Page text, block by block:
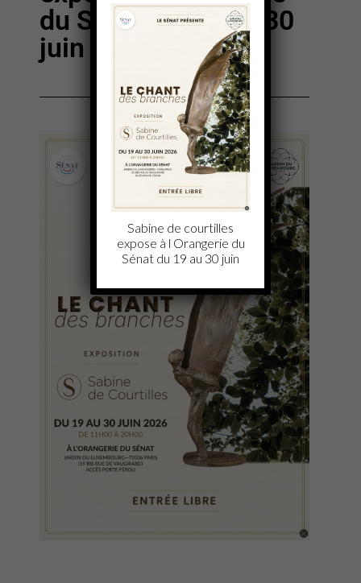
du Sénat du 19 au 30
juin 2026
Sabine de courtilles
expose à l Orangerie du
Sénat du 19 au 30 juin